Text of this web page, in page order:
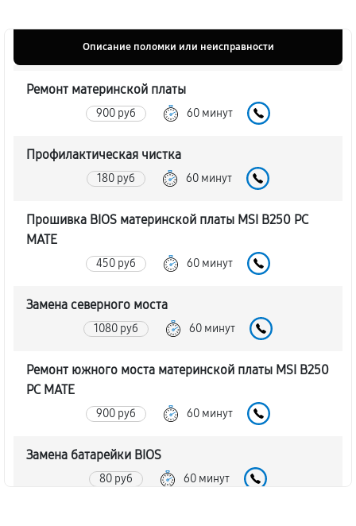
Описание поломки или неисправности
Ремонт материнской платы
900 руб 60 минут
Профилактическая чистка
180 руб 60 минут
Прошивка BIOS материнской платы MSI B250 PC
MATE
450 руб 60 минут
Замена северного моста
1080 руб 60 минут
Ремонт южного моста материнской платы MSI B250
PC MATE
900 руб 60 минут
Замена батарейки BIOS
80 руб 60 минут